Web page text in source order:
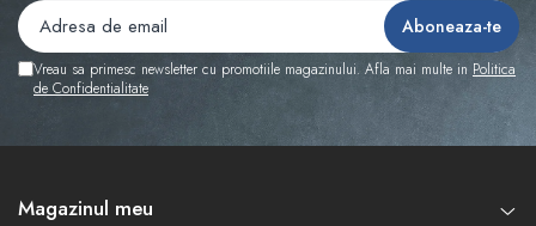
Vreau sa primesc newsletter cu promotiile magazinului. Afla mai multe in Politica
de Confidentialitate
Magazinul meu